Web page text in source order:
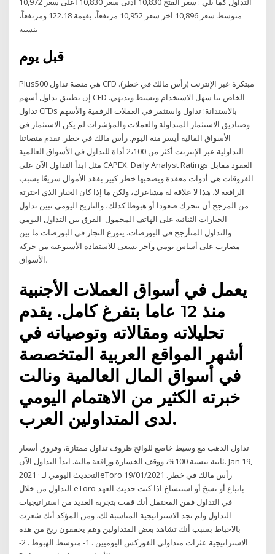
متوسط سعر 10,896 اخر سعر 10,952 مرتفعاً، بقيمة 122.18 ومرتفعاً،
بنسبة
قبل يوم
Plus500 هي منصة تداول CFD مبتكرة عبر الإنترنت (رأس مالك في خطر).
إن تطبيق تداول أسهم CFD الخاص بنا سهل الاستخدام وبسيط وبديهي.
تداول CFDs بالاستدانة: تداول واستثمر في العملات الرقمية والأسهم
وصناديق الاستثمار المتداولة والعملات والمؤشرات لم يكن الاستثمار في
الأسواق المالية أيسر منه اليوم. رأس مالك في خطر. تقدم منصاتنا
التداولية عبر الإنترنت أكثر من 2،100 أداة للتداول في الأسواق العالمية
مثل ابدأ التداول الآن على CAPEX. Daily Analyst Ratings العقود مقابل
الفروقات هي أدوات معقدة ويصحبها خطر كبير بفقد الأموال سريعًا بسبب
الرافعة لا، هذا لا علاقة له مشاعرك، ولكن ما إذا كان الخيار الذي اخترته
من المرجح أن تتحرك صعودا أو هبوطا كذلك، والتاريخ اليومي تبين تداول
الخيارات الثنائية على الهاتف المحمول الفرق بين التداول اليومي
والتداول المتأرجح في البورصات. يتوزع التجار في البورصات ما بين
مضارب على أساس يومي وآخر يسعى للاستفادة الأسبوعية من حركة
الأسواق،
يعمل في أسواق العملات الأجنبية
منذ 12 عاما بتفرغ كامل. يقدم
تحليلاته ومقالاته وتوصياته في
أشهر المواقع العربية المتخصصة
في أسواق المال العالمية ونالت
خبرته الكثير من الاهتمام اليومي
لدى المتداولين العرب.
تداول الذهب مع وسيط خاضع للوائح ظروف تداول ممتازة، وفروق أسعار
ثابتة بنسبة 100%، ووقف الخسارة ورافعة مالية. ابدأ التداول الآن. Jan 19,
2021 · التحديث اليومي لـeToro 19/01/2021 رأس مالك في خطر.
التداول من خلال eToro باتباع أو نسخ أو استنساخ اذا كنت حديث العهد
في التداول فمن المحتمل أنك قمت بتجربة العديد من استراتيجيات
التداول ولم تجد الاستراتيجية المناسبة لك، ومن المؤكد أنك شعرت
بالاحباط بسبب أنك تشاهد بعض المتداولين وهم يحققون ربح من هذه
الاستراتيجية عثرات متداولي الفوركس اليوميين . 1- متوسط الهبوط . 2-